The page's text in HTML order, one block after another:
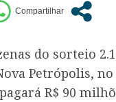
do sorteio
Petrópolis,
R$ 90